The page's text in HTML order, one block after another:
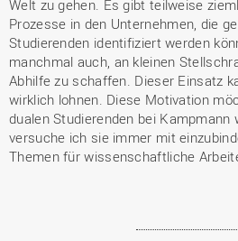
Welt zu gehen. Es gibt teilweise
Prozesse in den Unternehmen, die
Studierenden identifiziert werden
manchmal auch, an kleinen
Abhilfe zu schaffen. Dieser Einsatz
wirklich lohnen. Diese Motivation
dualen Studierenden bei Kampmann
versuche ich sie immer mit
Themen für wissenschaftliche